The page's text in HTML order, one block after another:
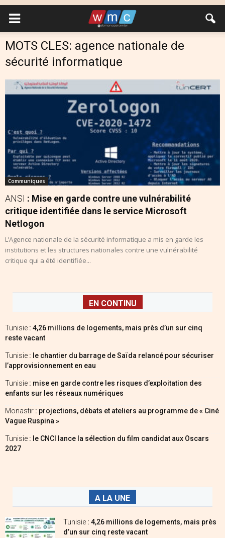
MOTS CLES: agence nationale de
sécurité informatique
Communiques
ANSI : Mise en garde contre une vulnérabilité
critique identifiée dans le service Microsoft
Netlogon
L’Agence nationale de la sécurité informatique a mis en garde les
institutions et les structures nationales contre une vulnérabilité
critique qui a été identifiée...
EN CONTINU
Tunisie : 4,26 millions de logements, mais près d’un sur cinq
reste vacant
Tunisie : le chantier du barrage de Saïda relancé pour sécuriser
l’approvisionnement en eau
Tunisie : mise en garde contre les risques d’exploitation des
enfants sur les réseaux numériques
Monastir : projections, débats et ateliers au programme de « Ciné
Vague Ruspina »
Tunisie : le CNCI lance la sélection du film candidat aux Oscars
2027
A LA UNE
Tunisie : 4,26 millions de logements, mais près
d’un sur cinq reste vacant